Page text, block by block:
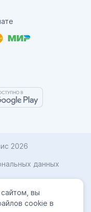
2026
данных
вы
cookie в